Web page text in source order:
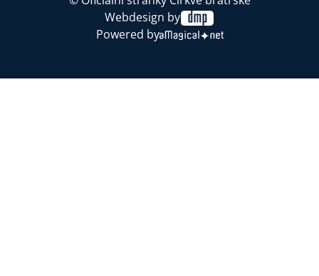
Webdesign by
Powered by